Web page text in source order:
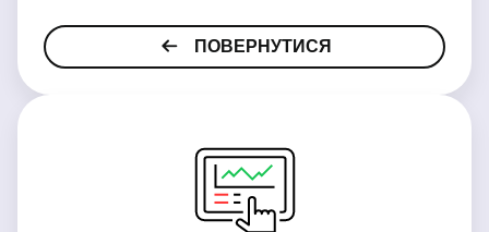
ПОВЕРНУТИСЯ